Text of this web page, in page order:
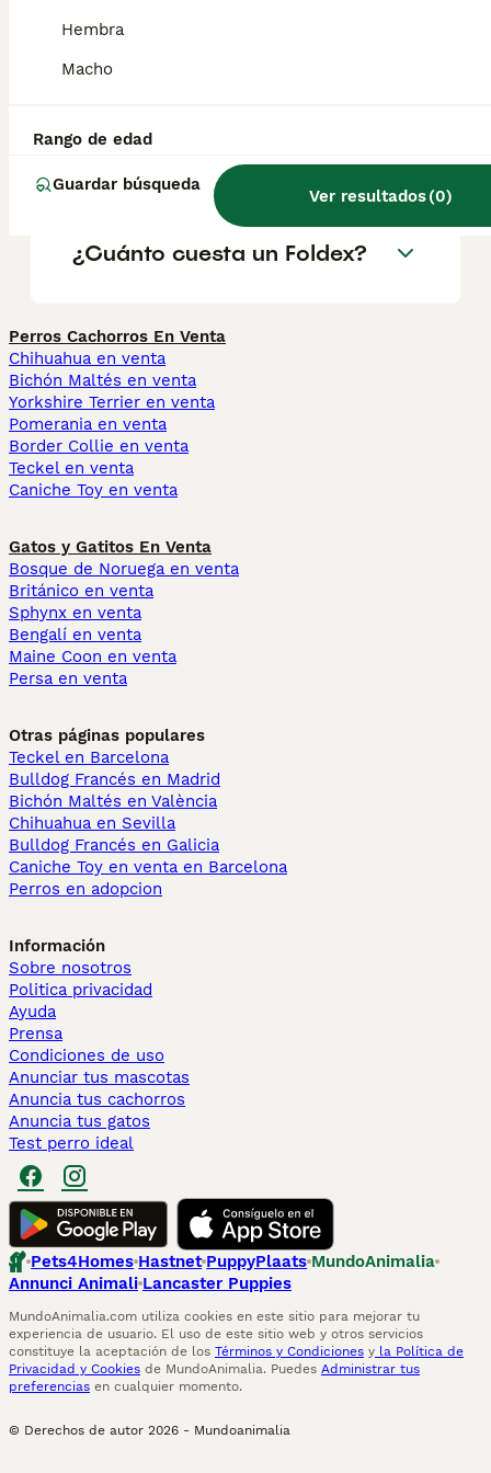
Hembra
Macho
Rango de edad
Guardar búsqueda
Ver resultados(0)
¿Son sanos los gatos
Foldex?
¿Qué características tiene la
raza de gato Foldex?
¿Cuánto cuesta un Foldex?
Perros Cachorros En Venta
Chihuahua en venta
Bichón Maltés en venta
Yorkshire Terrier en venta
Pomerania en venta
Border Collie en venta
Teckel en venta
Caniche Toy en venta
Gatos y Gatitos En Venta
Bosque de Noruega en venta
Británico en venta
Sphynx en venta
Bengalí en venta
Maine Coon en venta
Persa en venta
Otras páginas populares
Teckel en Barcelona
Bulldog Francés en Madrid
Bichón Maltés en València
Chihuahua en Sevilla
Bulldog Francés en Galicia
Caniche Toy en venta en Barcelona
Perros en adopcion
Información
Sobre nosotros
Politica privacidad
Ayuda
Prensa
Condiciones de uso
Anunciar tus mascotas
Anuncia tus cachorros
Anuncia tus gatos
Test perro ideal
Pets4Homes Hastnet PuppyPlaats MundoAnimalia
Annunci Animali Lancaster Puppies
MundoAnimalia.com utiliza cookies en este sitio para mejorar tu
experiencia de usuario. El uso de este sitio web y otros servicios
constituye la aceptación de los Términos y Condiciones y la Política de
Privacidad y Cookies de MundoAnimalia. Puedes Administrar tus
preferencias en cualquier momento.
© Derechos de autor 2026 - Mundoanimalia